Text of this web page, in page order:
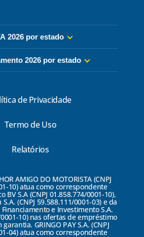
2026 por estado
2026 por estado
de Privacidade
Termo de Uso
Relatórios
AMIGO DO MOTORISTA (CNPJ
10) atua como correspondente
BV S.A (CNPJ 01.858.774/0001-10),
(CNPJ 59.588.111/0001-03) e da
e Investimento S.A.
0001-10) nas ofertas de empréstimo
GRINGO PAY S.A. (CNPJ
04) atua como correspondente